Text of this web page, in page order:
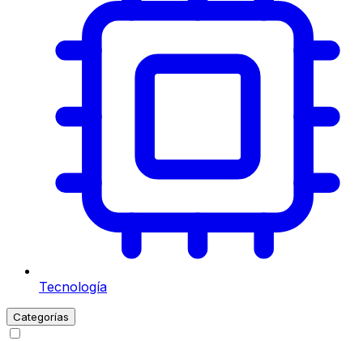
Tecnología
Categorías